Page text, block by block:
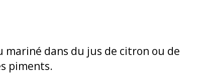
mariné dans du jus de citron ou de
piments.